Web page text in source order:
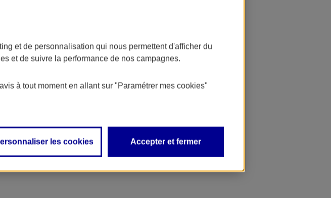
et de personnalisation qui nous permettent d'afficher du
et de suivre la performance de nos campagnes.
à tout moment en allant sur "Paramétrer mes cookies"
les cookies Accepter et fermer